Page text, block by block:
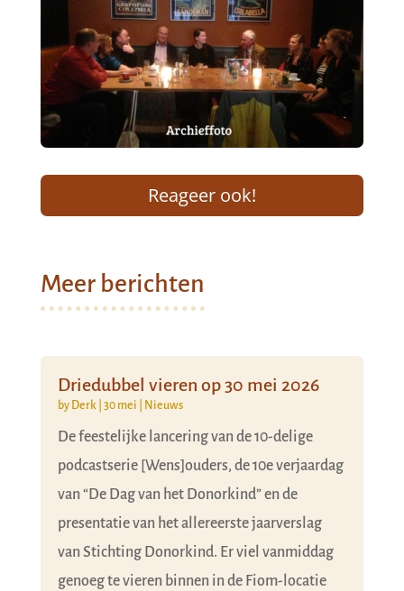
Reageer ook!
Meer berichten
Driedubbel vieren op 30 mei 2026
by Derk| 30 mei Nieuws
De feestelijke lancering van de 10-delige
podcastserie [Wens]ouders, de 10e verjaardag
van “De Dag van het Donorkind” en de
presentatie van het allereerste jaarverslag
van Stichting Donorkind. Er viel vanmiddag
genoeg te vieren binnen in de Fiom-locatie